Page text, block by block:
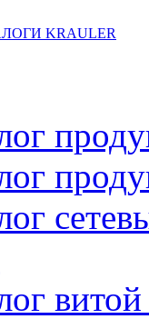
KRAULER